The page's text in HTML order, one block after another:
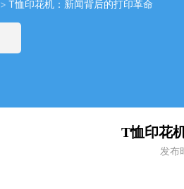
T恤印花机：新闻背后的打印革命
T恤印花
发布